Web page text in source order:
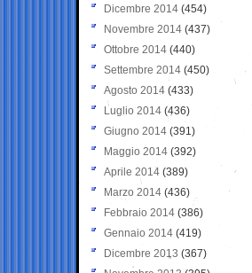
Dicembre 2014 (454)
Novembre 2014 (437)
Ottobre 2014 (440)
Settembre 2014 (450)
Agosto 2014 (433)
Luglio 2014 (436)
Giugno 2014 (391)
Maggio 2014 (392)
Aprile 2014 (389)
Marzo 2014 (436)
Febbraio 2014 (386)
Gennaio 2014 (419)
Dicembre 2013 (367)